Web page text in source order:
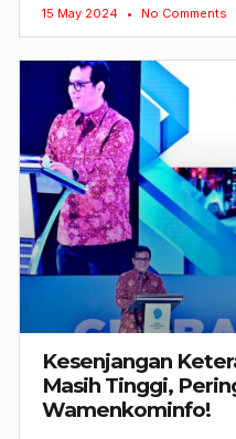
15 May 2024 No Comments
Kesenjangan
Masih Tinggi,
Wamenkominfo!